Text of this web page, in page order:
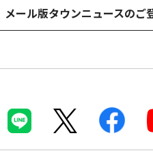
メール版タウンニュースのご